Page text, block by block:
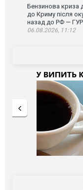
Бензинова криза
до Криму після
назад до РФ — ГУР
06.08.2026, 11:12